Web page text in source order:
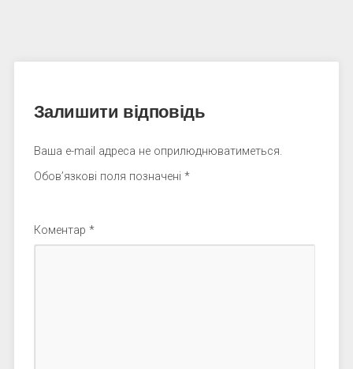
Залишити відповідь
Ваша e-mail адреса не оприлюднюватиметься.
Обов’язкові поля позначені *
Коментар *